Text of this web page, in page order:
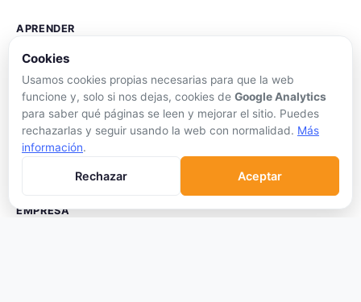
APRENDER
Qué son las Criptos
Cómo Comprar
Staking
DeFi
Trading
EMPRESA
Cookies
Usamos cookies propias necesarias para que la web
funcione y, solo si nos dejas, cookies de Google Analytics
para saber qué páginas se leen y mejorar el sitio. Puedes
rechazarlas y seguir usando la web con normalidad. Más
información.
Rechazar Aceptar